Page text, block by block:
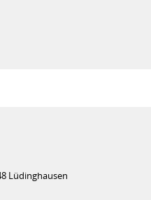
Lüdinghausen